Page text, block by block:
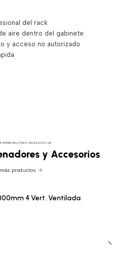
del rack
aire dentro del gabinete
y acceso no autorizado
INTERESEN OTROS PRODUCTOS DE
y Accesorios
productos
4 Vert. Ventilada